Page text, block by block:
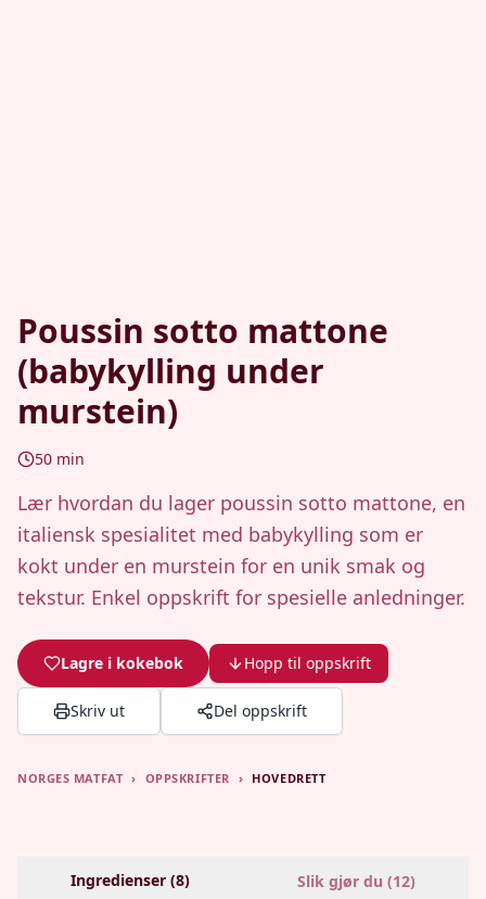
Poussin sotto mattone
(babykylling under
murstein)
50 min
Lær hvordan du lager poussin sotto mattone, en
italiensk spesialitet med babykylling som er
kokt under en murstein for en unik smak og
tekstur. Enkel oppskrift for spesielle anledninger.
Lagre i kokebok Hopp til oppskrift
Skriv ut Del oppskrift
NORGES MATFAT › OPPSKRIFTER › HOVEDRETT
Ingredienser (8) Slik gjør du (12)